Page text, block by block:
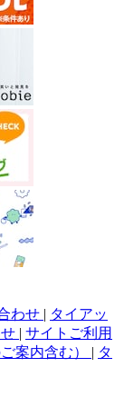
わせ | タイアッ
| サイトご利用
案内含む） | タ